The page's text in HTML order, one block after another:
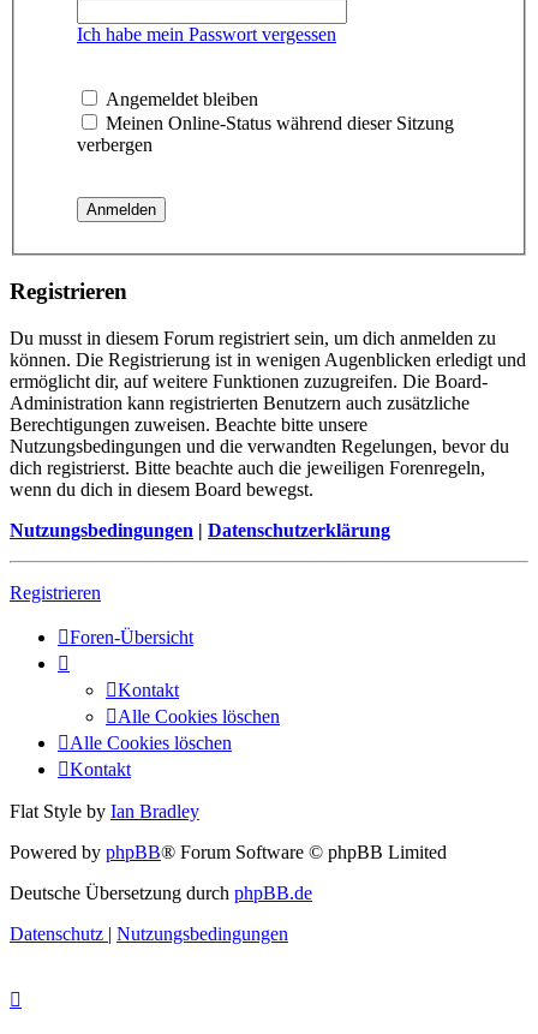
Ich habe mein Passwort vergessen
Angemeldet bleiben
Meinen Online-Status während dieser Sitzung
verbergen
Registrieren
Du musst in diesem Forum registriert sein, um dich anmelden zu
können. Die Registrierung ist in wenigen Augenblicken erledigt und
ermöglicht dir, auf weitere Funktionen zuzugreifen. Die Board-
Administration kann registrierten Benutzern auch zusätzliche
Berechtigungen zuweisen. Beachte bitte unsere
Nutzungsbedingungen und die verwandten Regelungen, bevor du
dich registrierst. Bitte beachte auch die jeweiligen Forenregeln,
wenn du dich in diesem Board bewegst.
Nutzungsbedingungen | Datenschutzerklärung
Registrieren
Foren-Übersicht
Kontakt
Alle Cookies löschen
Alle Cookies löschen
Kontakt
Flat Style by Ian Bradley
Powered by phpBB® Forum Software © phpBB Limited
Deutsche Übersetzung durch phpBB.de
Datenschutz | Nutzungsbedingungen